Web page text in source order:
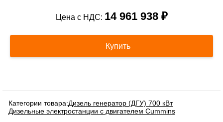
Цена с НДС: 14 961 938 ₽
Купить
Категории товара:Дизель генератор (ДГУ) 700 кВт
Дизельные электростанции с двигателем Cummins